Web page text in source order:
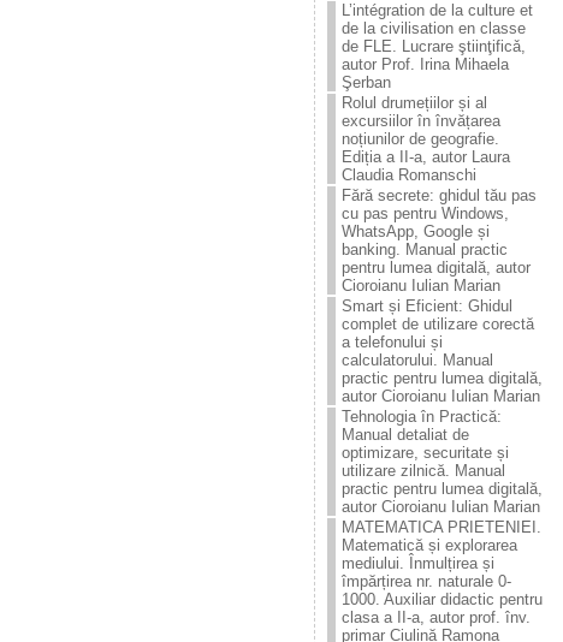
L’intégration de la culture et
de la civilisation en classe
de FLE. Lucrare ştiinţificǎ,
autor Prof. Irina Mihaela
Şerban
Rolul drumețiilor și al
excursiilor în învățarea
noțiunilor de geografie.
Ediția a II-a, autor Laura
Claudia Romanschi
Fără secrete: ghidul tău pas
cu pas pentru Windows,
WhatsApp, Google și
banking. Manual practic
pentru lumea digitală, autor
Cioroianu Iulian Marian
Smart și Eficient: Ghidul
complet de utilizare corectă
a telefonului și
calculatorului. Manual
practic pentru lumea digitală,
autor Cioroianu Iulian Marian
Tehnologia în Practică:
Manual detaliat de
optimizare, securitate și
utilizare zilnică. Manual
practic pentru lumea digitală,
autor Cioroianu Iulian Marian
MATEMATICA PRIETENIEI.
Matematică și explorarea
mediului. Înmulțirea și
împărțirea nr. naturale 0-
1000. Auxiliar didactic pentru
clasa a II-a, autor prof. înv.
primar Ciulină Ramona